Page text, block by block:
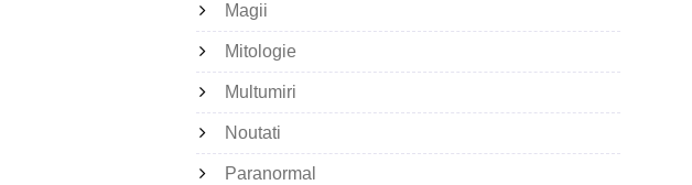
Magii
Mitologie
Multumiri
Noutati
Paranormal